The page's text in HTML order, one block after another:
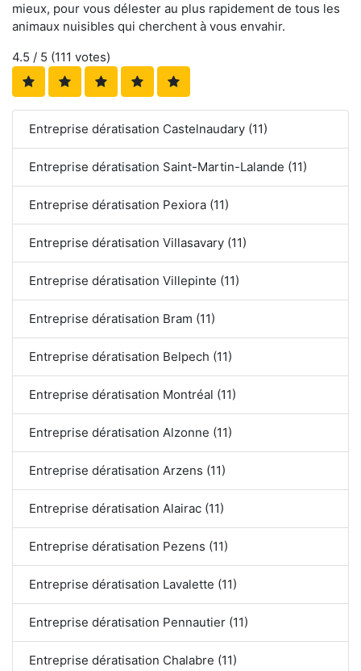
mieux, pour vous délester au plus rapidement de tous les
animaux nuisibles qui cherchent à vous envahir.
4.5 / 5 (111 votes)
Entreprise dératisation Castelnaudary (11)
Entreprise dératisation Saint-Martin-Lalande (11)
Entreprise dératisation Pexiora (11)
Entreprise dératisation Villasavary (11)
Entreprise dératisation Villepinte (11)
Entreprise dératisation Bram (11)
Entreprise dératisation Belpech (11)
Entreprise dératisation Montréal (11)
Entreprise dératisation Alzonne (11)
Entreprise dératisation Arzens (11)
Entreprise dératisation Alairac (11)
Entreprise dératisation Pezens (11)
Entreprise dératisation Lavalette (11)
Entreprise dératisation Pennautier (11)
Entreprise dératisation Chalabre (11)